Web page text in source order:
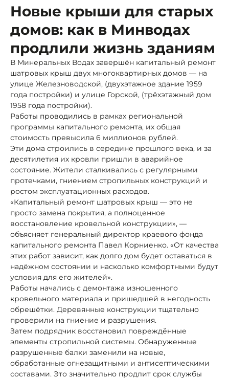
Новые крыши для старых
домов: как в Минводах
продлили жизнь зданиям
В Минеральных Водах завершён капитальный ремонт
шатровых крыш двух многоквартирных домов — на
улице Железноводской, (двухэтажное здание 1959
года постройки) и улице Горской, (трёхэтажный дом
1958 года постройки).
Работы проводились в рамках региональной
программы капитального ремонта, их общая
стоимость превысила 6 миллионов рублей.
Эти дома строились в середине прошлого века, и за
десятилетия их кровли пришли в аварийное
состояние. Жители сталкивались с регулярными
протечками, гниением стропильных конструкций и
ростом эксплуатационных расходов.
«Капитальный ремонт шатровых крыш — это не
просто замена покрытия, а полноценное
восстановление кровельной конструкции», —
объясняет генеральный директор краевого фонда
капитального ремонта Павел Корниенко. «От качества
этих работ зависит, как долго дом будет оставаться в
надёжном состоянии и насколько комфортными будут
условия для его жителей».
Работы начались с демонтажа изношенного
кровельного материала и пришедшей в негодность
обрешётки. Деревянные конструкции тщательно
проверили на гниение и разрушения.
Затем подрядчик восстановил повреждённые
элементы стропильной системы. Обнаруженные
разрушенные балки заменили на новые,
обработанные огнезащитными и антисептическими
составами. Это значительно продлит срок службы